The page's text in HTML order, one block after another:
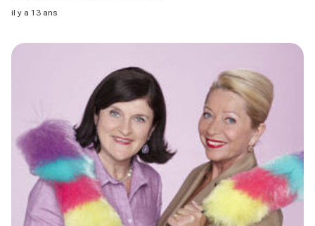
il y a 13 ans